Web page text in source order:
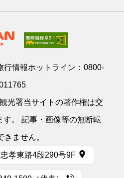
出し、固まってできた火
雨で山間部は雨林がうっ
植物の種類も豊かで枚挙
。島の周りはサンゴ礁に
もあるため、しょっちゅ
り、海釣りやスキューバ
族）で、今でも厳しい暑
半地下に建てられた草ぶ
情報ホットライン： 0800-
光署当サイトの著作権は交
す。 記事・画像等の無断転
きません。
孝東路4段290号9F